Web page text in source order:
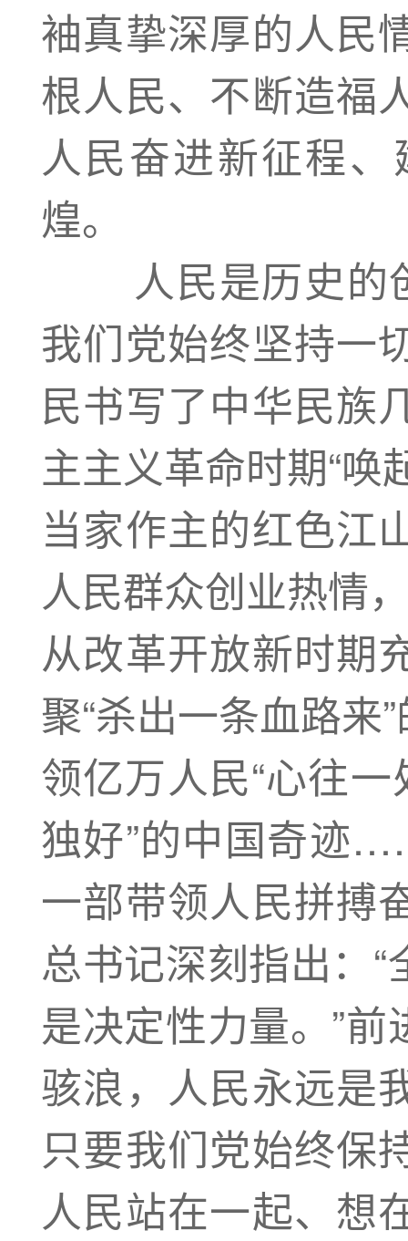
袖真挚深厚的人民
根人民、不断造福
人民奋进新征程
煌。
人民是历史的创
我们党始终坚持一
民书写了中华民族
主主义革命时期“唤
当家作主的红色江
人民群众创业热情
从改革开放新时期
聚“杀出一条血路来
领亿万人民“心往
独好”的中国奇迹
一部带领人民拼搏
总书记深刻指出：
是决定性力量。”
骇浪，人民永远是
只要我们党始终保
人民站在一起、想